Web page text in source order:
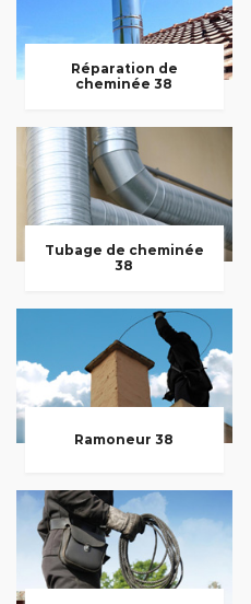
Réparation de
cheminée 38
Tubage de cheminée
38
Ramoneur 38